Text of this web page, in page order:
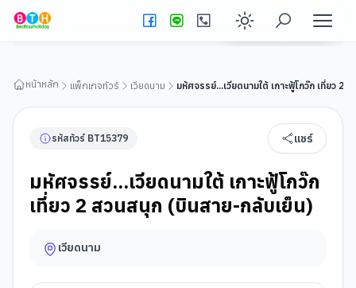
Enable dark
กลับเย็น)
ดูรายละเอียดทัวร์
หน้าหลัก แพ็กเกจทัวร์ เวียดนาม มหัศจรรย์...เวียดนามใต้ เกาะฟู้โกว๊ก เที่ยว 2
รหัสทัวร์ BT15379 แชร์
มหัศจรรย์...เวียดนามใต้ เกาะฟู้โกว๊ก
เที่ยว 2 สวนสนุก (บินสาย-กลับเย็น)
เวียดนาม